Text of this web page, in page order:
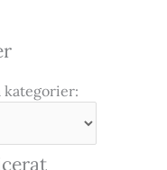
kategorier: